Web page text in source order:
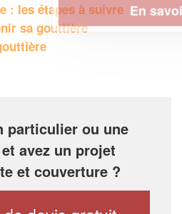
: les étapes à suivre
sa gouttière
particulier ou une
avez un projet
et couverture ?
En savoir plus